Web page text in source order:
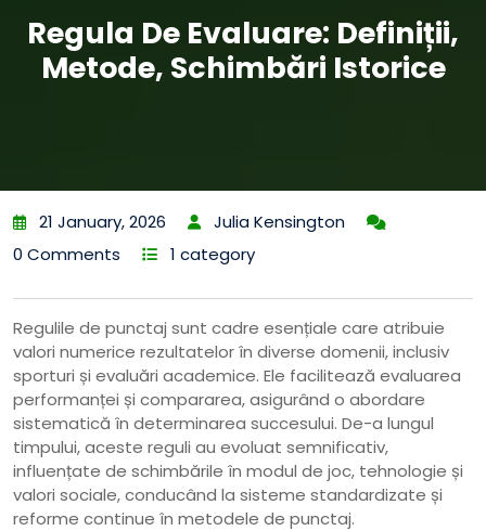
Regula De Evaluare: Definiții,
Metode, Schimbări Istorice
21 January, 2026
Julia Kensington
0 Comments
1 category
Regulile de punctaj sunt cadre esențiale care atribuie
valori numerice rezultatelor în diverse domenii, inclusiv
sporturi și evaluări academice. Ele facilitează evaluarea
performanței și compararea, asigurând o abordare
sistematică în determinarea succesului. De-a lungul
timpului, aceste reguli au evoluat semnificativ,
influențate de schimbările în modul de joc, tehnologie și
valori sociale, conducând la sisteme standardizate și
reforme continue în metodele de punctaj.